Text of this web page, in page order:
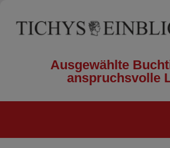
Ausgewählte
anspruchsvolle